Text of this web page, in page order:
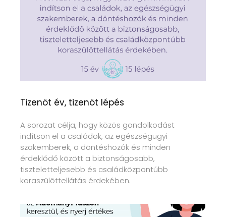
Tizenöt év, tizenöt lépés
A sorozat célja, hogy közös gondolkodást
indítson el a családok, az egészségügyi
szakemberek, a döntéshozók és minden
érdeklődő között a biztonságosabb,
tiszteletteljesebb és családközpontúbb
koraszülöttellátás érdekében.